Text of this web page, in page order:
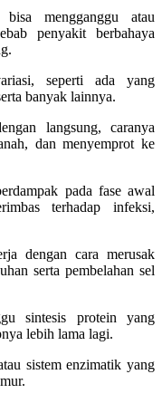
mengganggu atau
penyakit berbahaya
seperti ada yang
banyak lainnya.
langsung, caranya
dan menyemprot ke
pada fase awal
terhadap infeksi,
dengan cara merusak
serta pembelahan sel
sintesis protein yang
lebih lama lagi.
sistem enzimatik yang